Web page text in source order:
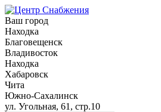
Ваш город
Находка
Благовещенск
Владивосток
Находка
Хабаровск
Чита
Южно-Сахалинск
ул. Угольная, 61, стр.10